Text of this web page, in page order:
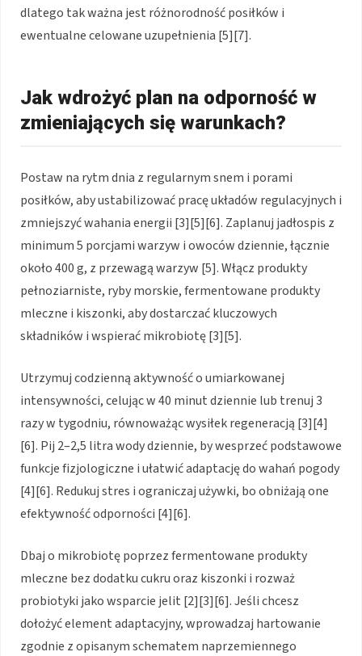
dlatego tak ważna jest różnorodność posiłków i
ewentualne celowane uzupełnienia [5][7].
Jak wdrożyć plan na odporność w
zmieniających się warunkach?
Postaw na rytm dnia z regularnym snem i porami
posiłków, aby ustabilizować pracę układów regulacyjnych i
zmniejszyć wahania energii [3][5][6]. Zaplanuj jadłospis z
minimum 5 porcjami warzyw i owoców dziennie, łącznie
około 400 g, z przewagą warzyw [5]. Włącz produkty
pełnoziarniste, ryby morskie, fermentowane produkty
mleczne i kiszonki, aby dostarczać kluczowych
składników i wspierać mikrobiotę [3][5].
Utrzymuj codzienną aktywność o umiarkowanej
intensywności, celując w 40 minut dziennie lub trenuj 3
razy w tygodniu, równoważąc wysiłek regeneracją [3][4]
[6]. Pij 2–2,5 litra wody dziennie, by wesprzeć podstawowe
funkcje fizjologiczne i ułatwić adaptację do wahań pogody
[4][6]. Redukuj stres i ograniczaj używki, bo obniżają one
efektywność odporności [4][6].
Dbaj o mikrobiotę poprzez fermentowane produkty
mleczne bez dodatku cukru oraz kiszonki i rozważ
probiotyki jako wsparcie jelit [2][3][6]. Jeśli chcesz
dołożyć element adaptacyjny, wprowadzaj hartowanie
zgodnie z opisanym schematem naprzemiennego